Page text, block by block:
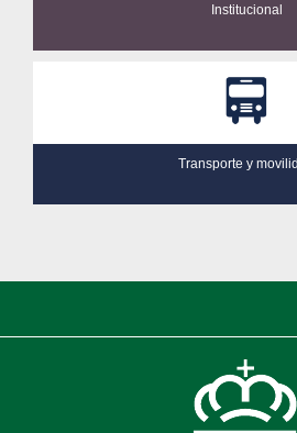
Institucional
Transporte y